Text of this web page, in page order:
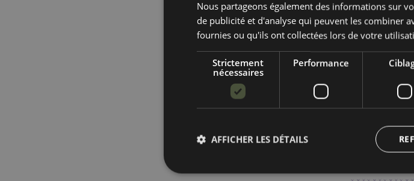
Plongez dans
éclatante
velours, offre
résistance à
rendent idéal
ou des
performance
Nous partageons également des informations sur
de publicité et d'analyse qui peuvent les combiner
fournies ou qu'ils ont collectées lors de votre
Strictement
nécessaires
Performance
AFFICHER LES DÉTAILS